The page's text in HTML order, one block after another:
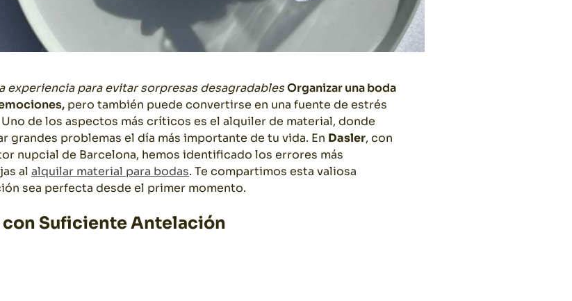
experiencia para evitar sorpresas desagradablesOrganizar una boda
pero también puede convertirse en una fuente de estrés
de los aspectos más críticos es el alquiler de material, donde
grandes problemas el día más importante de tu vida. En Dasler, con
nupcial de Barcelona, hemos identificado los errores más
al alquilar material para bodas. Te compartimos esta valiosa
sea perfecta desde el primer momento.
con Suficiente Antelación